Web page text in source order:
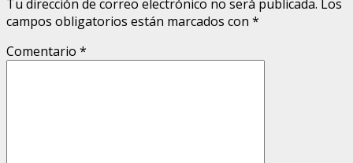
Tu dirección de correo electrónico no será publicada. Los
campos obligatorios están marcados con *
Comentario *